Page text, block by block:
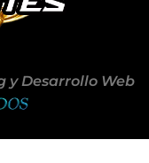
y Desarrollo Web